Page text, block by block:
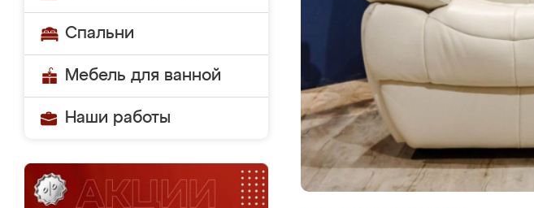
Спальни
Мебель для ванной
Наши работы